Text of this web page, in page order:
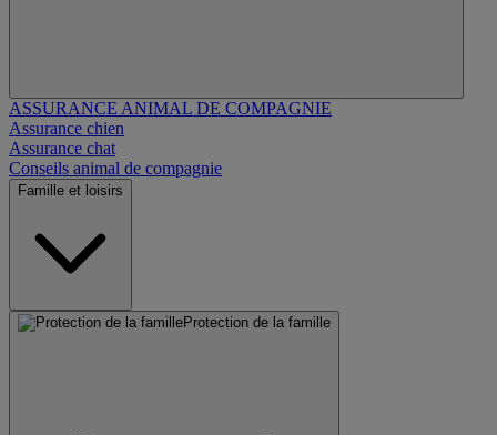
ASSURANCE ANIMAL DE COMPAGNIE
Assurance chien
Assurance chat
Conseils animal de compagnie
Famille et loisirs
Protection de la famille